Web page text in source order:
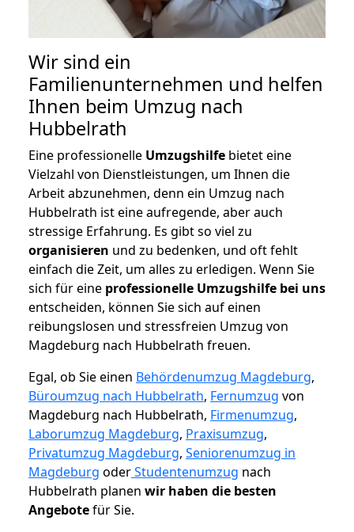
Wir sind ein
Familienunternehmen und helfen
Ihnen beim Umzug nach
Hubbelrath
Eine professionelle Umzugshilfe bietet eine
Vielzahl von Dienstleistungen, um Ihnen die
Arbeit abzunehmen, denn ein Umzug nach
Hubbelrath ist eine aufregende, aber auch
stressige Erfahrung. Es gibt so viel zu
organisieren und zu bedenken, und oft fehlt
einfach die Zeit, um alles zu erledigen. Wenn Sie
sich für eine professionelle Umzugshilfe bei uns
entscheiden, können Sie sich auf einen
reibungslosen und stressfreien Umzug von
Magdeburg nach Hubbelrath freuen.
Egal, ob Sie einen Behördenumzug Magdeburg,
Büroumzug nach Hubbelrath, Fernumzug von
Magdeburg nach Hubbelrath, Firmenumzug,
Laborumzug Magdeburg, Praxisumzug,
Privatumzug Magdeburg, Seniorenumzug in
Magdeburg oderStudentenumzug nach
Hubbelrath planen wir haben die besten
Angebotefür Sie.